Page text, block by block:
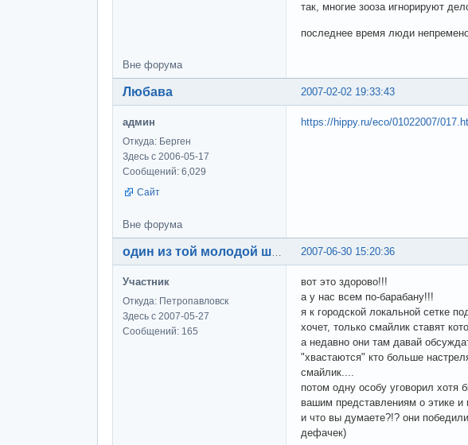
так, многие зооза игнорируют
последнее время люди непремено
Вне форума
2007-02-02 19:33:43
Любава
админ
Откуда: Берген
Здесь с 2006-05-17
Сообщений: 6,029
Сайт
https://hippy.ru/eco/01022007/
Вне форума
2007-06-30 15:20:36
один из той молодой шпаны
Участник
Откуда: Петропавловск
Здесь с 2007-05-27
Сообщений: 165
вот это здорово!!!
а у нас всем по-барабану!!!
я к городской локальной сетке
хочет, только смайлик ставят
а недавно они там давай
"хвастаются" кто больше
смайлик....
потом одну особу уговорил
вашим представлениям о этике и
и что вы думаете?!? они
дефачек)